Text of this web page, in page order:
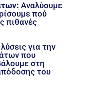
Αναλύουμε
πού
πιθανές
για την
που
στη
του